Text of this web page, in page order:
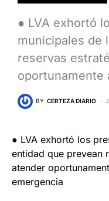
● LVA exhortó
municipales de
reservas
oportunamente
BY CERTEZA DIARIO
● LVA exhortó los
entidad que prevean
atender
emergencia